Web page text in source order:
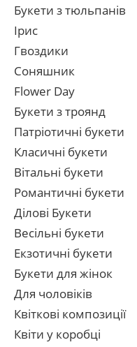
Букети з тюльпанів
Ірис
Гвоздики
Соняшник
Flower Day
Букети з троянд
Патріотичні букети
Класичні букети
Вітальні букети
Романтичні букети
Ділові Букети
Весільні букети
Екзотичні букети
Букети для жінок
Для чоловіків
Квіткові композиції
Квіти у коробці